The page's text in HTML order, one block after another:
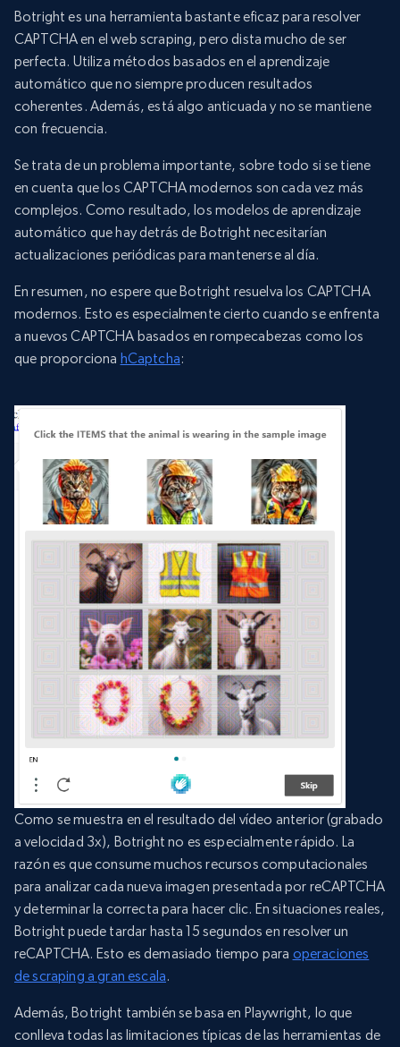
Botright es una herramienta bastante eficaz para resolver
CAPTCHA en el web scraping, pero dista mucho de ser
perfecta. Utiliza métodos basados en el aprendizaje
automático que no siempre producen resultados
coherentes. Además, está algo anticuada y no se mantiene
con frecuencia.
Se trata de un problema importante, sobre todo si se tiene
en cuenta que los CAPTCHA modernos son cada vez más
complejos. Como resultado, los modelos de aprendizaje
automático que hay detrás de Botright necesitarían
actualizaciones periódicas para mantenerse al día.
En resumen, no espere que Botright resuelva los CAPTCHA
modernos. Esto es especialmente cierto cuando se enfrenta
a nuevos CAPTCHA basados en rompecabezas como los
que proporciona hCaptcha:
Como se muestra en el resultado del vídeo anterior (grabado
a velocidad 3x), Botright no es especialmente rápido. La
razón es que consume muchos recursos computacionales
para analizar cada nueva imagen presentada por reCAPTCHA
y determinar la correcta para hacer clic. En situaciones reales,
Botright puede tardar hasta 15 segundos en resolver un
reCAPTCHA. Esto es demasiado tiempo para operaciones
de scraping a gran escala.
Además, Botright también se basa en Playwright, lo que
conlleva todas las limitaciones típicas de las herramientas de